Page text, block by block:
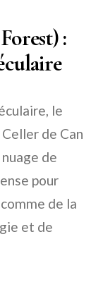
:
le
de Can
de
pour
de la
et de